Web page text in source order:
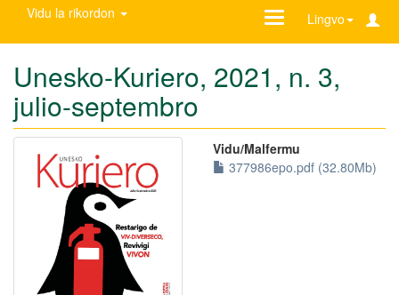
Vidu la rikordon Lingvo
Ŝanĝu
Unesko-Kuriero, 2021, n. 3,
julio-septembro
Vidu/Malfermu
377986epo.pdf (32.80Mb)